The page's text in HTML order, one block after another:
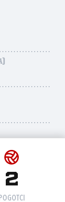
2
POGOTCI